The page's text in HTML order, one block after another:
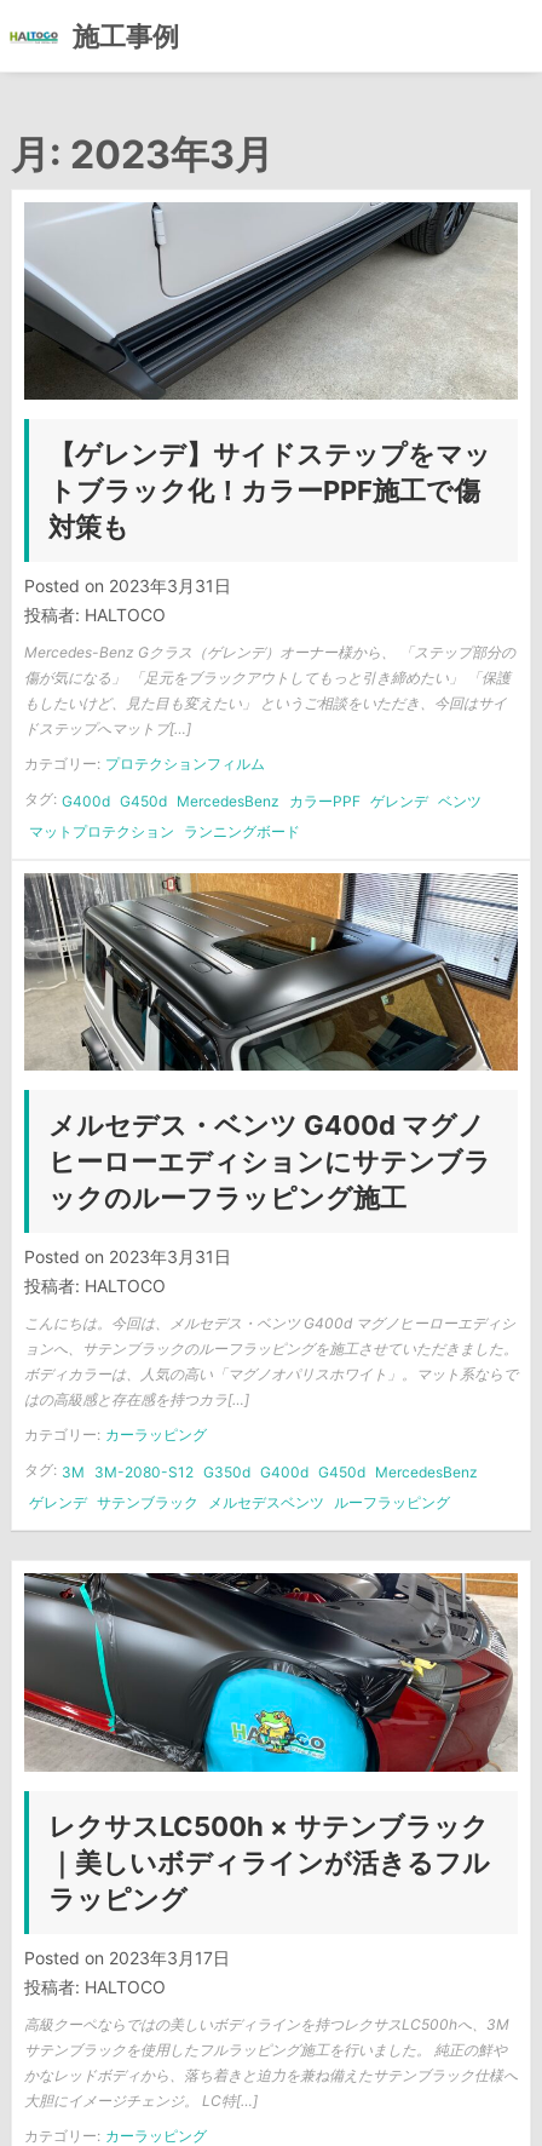
ン
施工事例
月: 2023年3月
【ゲレンデ】サイドステップをマッ
トブラック化！カラーPPF施工で傷
対策も
Posted on 2023年3月31日
投稿者: HALTOCO
Mercedes-Benz Gクラス（ゲレンデ）オーナー様から、 「ステップ部分の
傷が気になる」 「足元をブラックアウトしてもっと引き締めたい」 「保護
もしたいけど、見た目も変えたい」 というご相談をいただき、今回はサイ
ドステップへマットブ[…]
カテゴリー: プロテクションフィルム
タグ: G400d G450d MercedesBenz カラーPPF ゲレンデ ベンツ
マットプロテクション
ランニングボード
メルセデス・ベンツ G400d マグノ
ヒーローエディションにサテンブラ
ックのルーフラッピング施工
Posted on 2023年3月31日
投稿者: HALTOCO
こんにちは。今回は、メルセデス・ベンツ G400d マグノヒーローエディシ
ョンへ、サテンブラックのルーフラッピングを施工させていただきました。
ボディカラーは、人気の高い「マグノオパリスホワイト」。マット系ならで
はの高級感と存在感を持つカラ[…]
カテゴリー: カーラッピング
タグ: 3M 3M-2080-S12 G350d G400d G450d
MercedesBenz
ゲレンデ サテンブラック メルセデスベンツ ルーフラッピング
レクサスLC500h × サテンブラック
｜美しいボディラインが活きるフル
ラッピング
Posted on 2023年3月17日
投稿者: HALTOCO
高級クーペならではの美しいボディラインを持つレクサスLC500hへ、3M
サテンブラックを使用したフルラッピング施工を行いました。 純正の鮮や
かなレッドボディから、落ち着きと迫力を兼ね備えたサテンブラック仕様へ
大胆にイメージチェンジ。 LC特[…]
カテゴリー: カーラッピング